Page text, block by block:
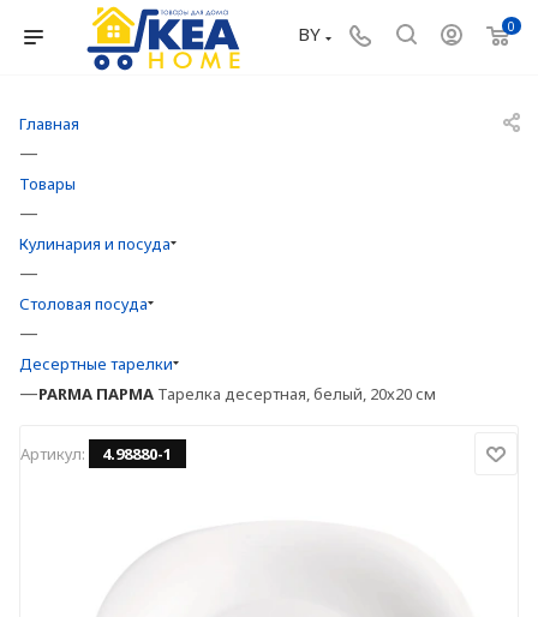
0
BY
Главная
—
Товары
—
Кулинария и посуда
—
Столовая посуда
—
Десертные тарелки
—PARMA ПАРМА Тарелка десертная, белый, 20х20 см
Артикул: 4.98880-1